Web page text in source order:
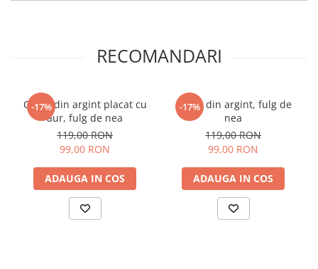
RECOMANDARI
-17%
Colier din argint placat cu
aur, fulg de nea
119,00 RON
99,00 RON
ADAUGA IN COS
-17%
Colier din argint, fulg de
nea
119,00 RON
99,00 RON
ADAUGA IN COS